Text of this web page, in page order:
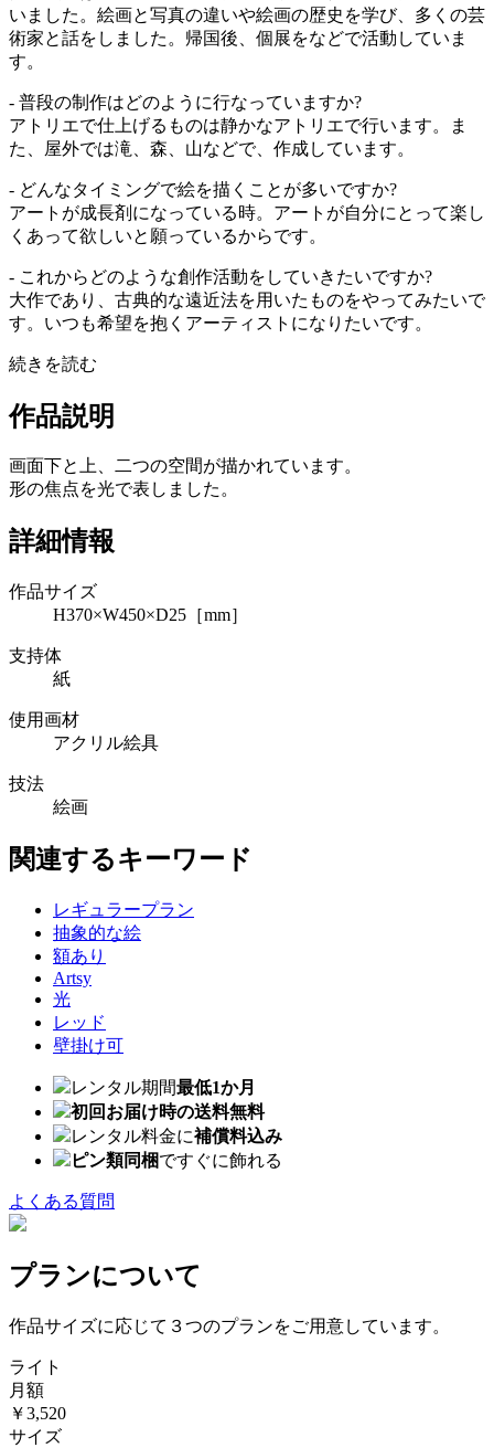
いました。絵画と写真の違いや絵画の歴史を学び、多くの芸
術家と話をしました。帰国後、個展をなどで活動していま
す。
- 普段の制作はどのように行なっていますか?
アトリエで仕上げるものは静かなアトリエで行います。ま
た、屋外では滝、森、山などで、作成しています。
- どんなタイミングで絵を描くことが多いですか?
アートが成長剤になっている時。アートが自分にとって楽し
くあって欲しいと願っているからです。
- これからどのような創作活動をしていきたいですか?
大作であり、古典的な遠近法を用いたものをやってみたいで
す。いつも希望を抱くアーティストになりたいです。
続きを読む
作品説明
画面下と上、二つの空間が描かれています。
形の焦点を光で表しました。
詳細情報
作品サイズ
H370×W450×D25［mm］
支持体
紙
使用画材
アクリル絵具
技法
絵画
関連するキーワード
レギュラープラン
抽象的な絵
額あり
Artsy
光
レッド
壁掛け可
レンタル期間最低1か月
初回お届け時の送料無料
レンタル料金に補償料込み
ピン類同梱ですぐに飾れる
よくある質問
プランについて
作品サイズに応じて３つのプランをご用意しています。
ライト
月額
￥3,520
サイズ